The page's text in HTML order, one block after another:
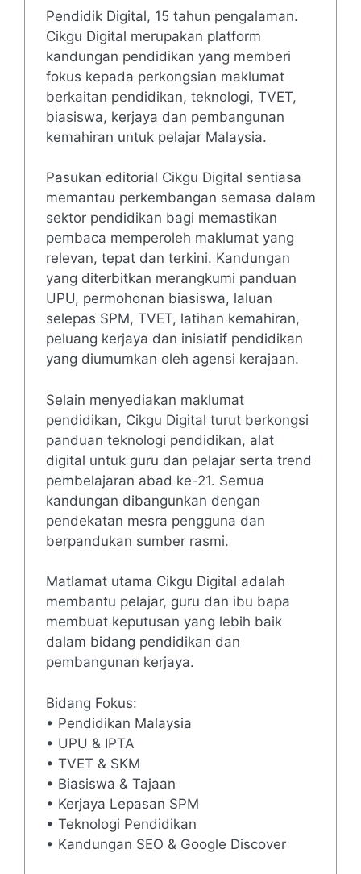
Pendidik Digital, 15 tahun pengalaman.
Cikgu Digital merupakan platform
kandungan pendidikan yang memberi
fokus kepada perkongsian maklumat
berkaitan pendidikan, teknologi, TVET,
biasiswa, kerjaya dan pembangunan
kemahiran untuk pelajar Malaysia.
Pasukan editorial Cikgu Digital sentiasa
memantau perkembangan semasa dalam
sektor pendidikan bagi memastikan
pembaca memperoleh maklumat yang
relevan, tepat dan terkini. Kandungan
yang diterbitkan merangkumi panduan
UPU, permohonan biasiswa, laluan
selepas SPM, TVET, latihan kemahiran,
peluang kerjaya dan inisiatif pendidikan
yang diumumkan oleh agensi kerajaan.
Selain menyediakan maklumat
pendidikan, Cikgu Digital turut berkongsi
panduan teknologi pendidikan, alat
digital untuk guru dan pelajar serta trend
pembelajaran abad ke-21. Semua
kandungan dibangunkan dengan
pendekatan mesra pengguna dan
berpandukan sumber rasmi.
Matlamat utama Cikgu Digital adalah
membantu pelajar, guru dan ibu bapa
membuat keputusan yang lebih baik
dalam bidang pendidikan dan
pembangunan kerjaya.
Bidang Fokus:
• Pendidikan Malaysia
• UPU & IPTA
• TVET & SKM
• Biasiswa & Tajaan
• Kerjaya Lepasan SPM
• Teknologi Pendidikan
• Kandungan SEO & Google Discover